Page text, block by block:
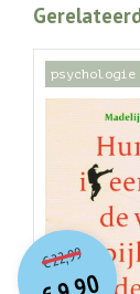
psychologie
€22,99prijs
Huidige
prijs